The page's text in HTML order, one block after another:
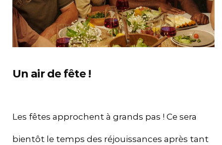
Un air de fête !
Les fêtes approchent à grands pas ! Ce sera
bientôt le temps des réjouissances après tant